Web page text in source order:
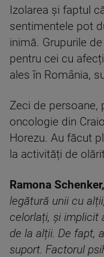
Izolarea și faptul
sentimentele pot
inimă. Grupurile
pentru cei cu
ales în România,
Zeci de persoane,
oncologie din
Horezu. Au făcut
la activități de
Ramona
legătură unii cu
celorlați, și implicit
de la alții. De fapt,
suport. Factorul